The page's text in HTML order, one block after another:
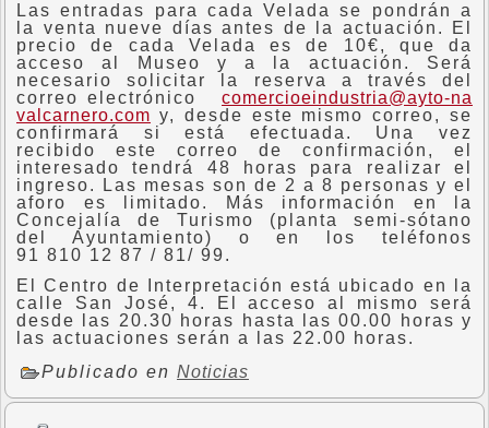
Las entradas para cada Velada se pondrán a
la venta nueve días antes de la actuación. El
precio de cada Velada es de 10€, que da
acceso al Museo y a la actuación. Será
necesario solicitar la reserva a través del
correo electrónico comercioeindustria@ayto-na
valcarnero.com y, desde este mismo correo, se
confirmará si está efectuada. Una vez
recibido este correo de confirmación, el
interesado tendrá 48 horas para realizar el
ingreso. Las mesas son de 2 a 8 personas y el
aforo es limitado. Más información en la
Concejalía de Turismo (planta semi-sótano
del Ayuntamiento) o en los teléfonos
91 810 12 87 / 81/ 99.
El Centro de Interpretación está ubicado en la
calle San José, 4. El acceso al mismo será
desde las 20.30 horas hasta las 00.00 horas y
las actuaciones serán a las 22.00 horas.
Publicado en Noticias